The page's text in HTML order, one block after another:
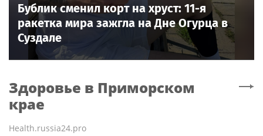
Бублик сменил корт на хруст: 11-я
ракетка мира зажгла на Дне Огурца в
Суздале
Здоровье в Приморском
крае
Health.russia24.pro